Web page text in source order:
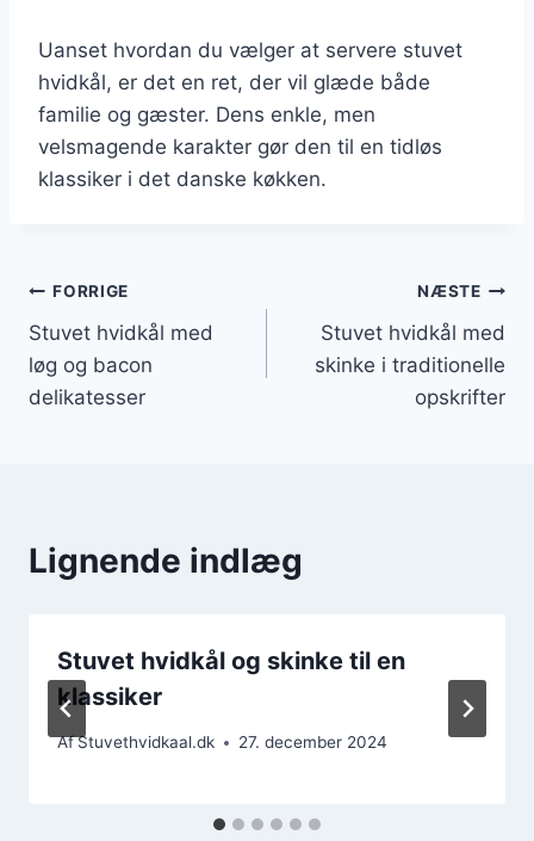
Uanset hvordan du vælger at servere stuvet
hvidkål, er det en ret, der vil glæde både
familie og gæster. Dens enkle, men
velsmagende karakter gør den til en tidløs
klassiker i det danske køkken.
Indlægsnavigation
FORRIGE
Stuvet hvidkål med
løg og bacon
delikatesser
NÆSTE
Stuvet hvidkål med
skinke i traditionelle
opskrifter
Lignende indlæg
Stuvet hvidkål og skinke til en
klassiker
AfStuvethvidkaal.dk 27. december 2024